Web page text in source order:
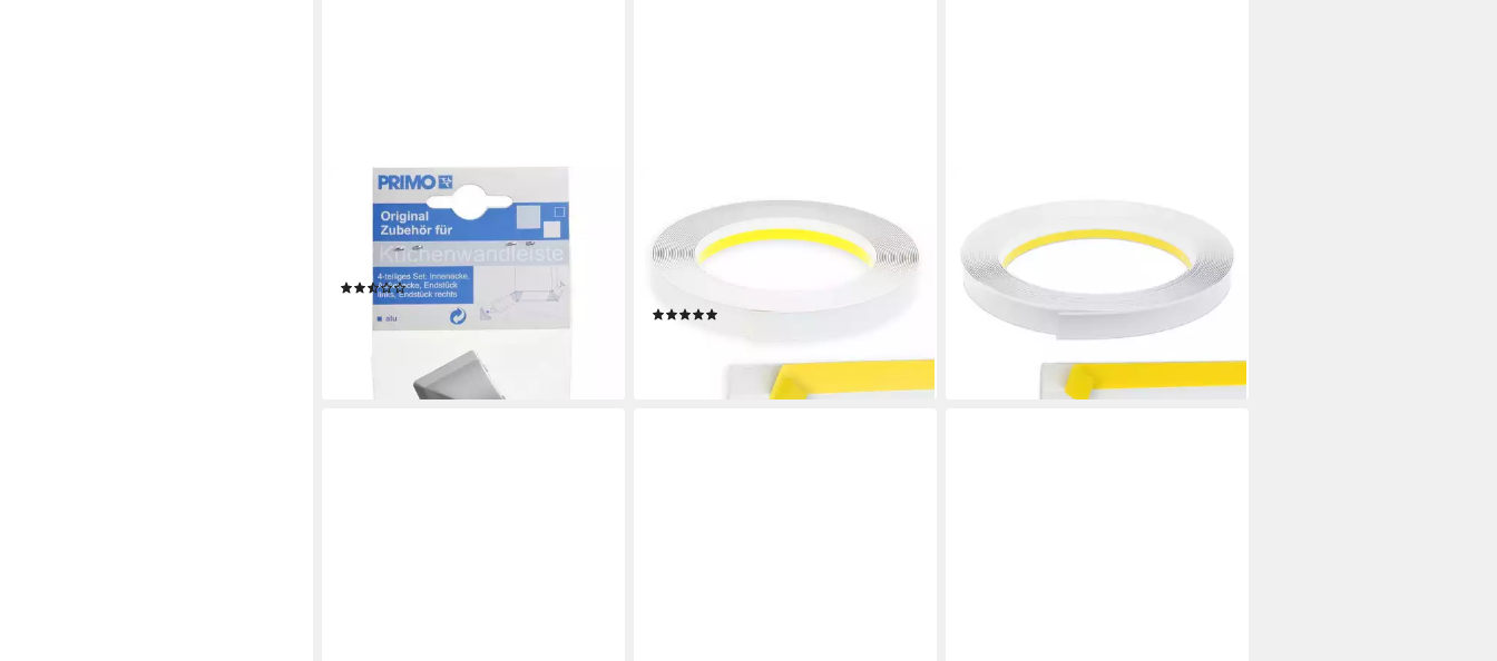
PRIMO
Abschlussleiste Primo Zubehörset
für Wandanschlußleiste alu,
Kunststoff
(3)
5,74 €
lieferbar - in 3-4 Werktagen bei dir
Fensterleiste PVC-Flachleiste, 40mm
ohne Lippe,selbstklebend,Zierleisten
zur Montage, selbstklebend,
lieferbar - in 2-3 Werktagen bei dir
mit Lippe,selbstklebend, Zierleisten
zur Montage, selbstklebend,
Kunststoff, Farbe: Weiß
ab 6,90 €
(6,90 €/ 1 m)